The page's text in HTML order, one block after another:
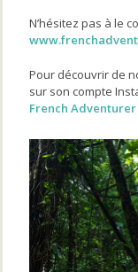
N’hésitez pas à le
Pour découvrir de
sur son compte
French Adventurer